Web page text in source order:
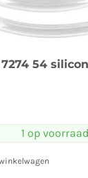
7274 54
1 op voorraad